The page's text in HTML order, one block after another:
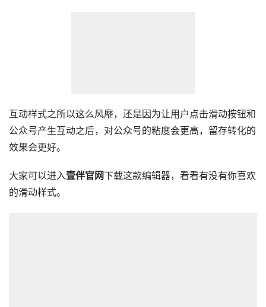
互动样式之所以这么风靡，还是因为让用户点击滑动按钮和
公众号产生互动之后，对公众号的粘度会更高，留存转化的
效果会更好。
大家可以进入壹伴官网下载这款编辑器，看看有没有你喜欢
的滑动样式。